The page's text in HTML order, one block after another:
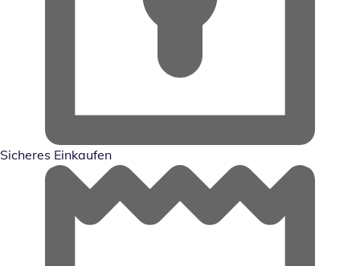
Sicheres Einkaufen